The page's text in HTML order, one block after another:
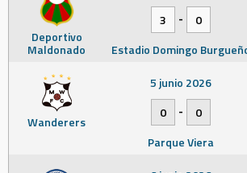
Deportivo
Maldonado
3
-
0
Estadio Domingo
Wanderers
5 junio 2026
0
-
0
Parque Viera